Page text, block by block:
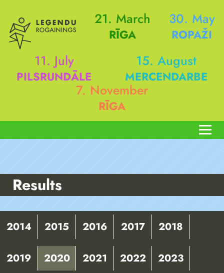
21. March
RĪGA
30. May
ROPAŽI
11. July
PILSRUNDĀLE
15. August
MERCENDARBE
7. November
RĪGA
Results
2014 2015 2016 2017 2018
2019 2020 2021 2022 2023